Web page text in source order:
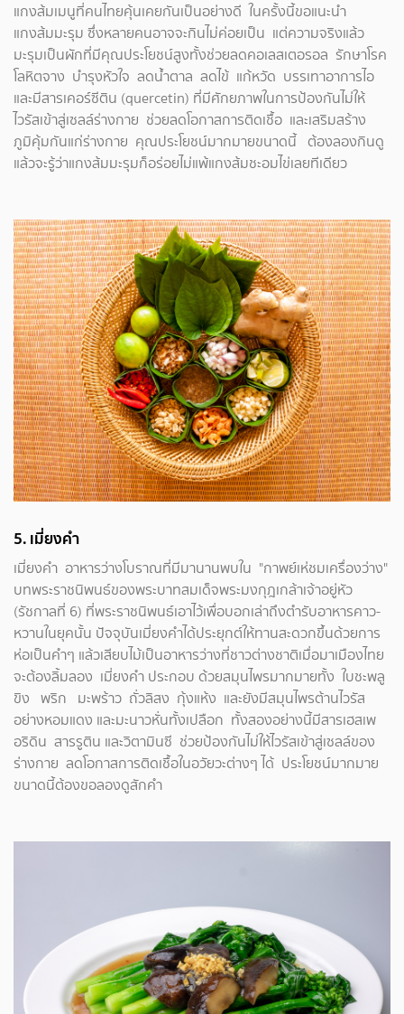
แกงส้มเมนูที่คนไทยคุ้นเคยกันเป็นอย่างดี ในครั้งนี้ขอแนะนำ
แกงส้มมะรุม ซึ่งหลายคนอาจจะกินไม่ค่อยเป็น แต่ความจริงแล้ว
มะรุมเป็นผักที่มีคุณประโยชน์สูงทั้งช่วยลดคอเลสเตอรอล รักษาโรค
โลหิตจาง บำรุงหัวใจ ลดน้ำตาล ลดไข้ แก้หวัด บรรเทาอาการไอ
และมีสารเคอร์ซีติน (quercetin) ที่มีศักยภาพในการป้องกันไม่ให้
ไวรัสเข้าสู่เซลล์ร่างกาย ช่วยลดโอกาสการติดเชื้อ และเสริมสร้าง
ภูมิคุ้มกันแก่ร่างกาย คุณประโยชน์มากมายขนาดนี้ ต้องลองกินดู
แล้วจะรู้ว่าแกงส้มมะรุมก็อร่อยไม่แพ้แกงส้มชะอมไข่เลยทีเดียว
5.เมี่ยงคำ
เมี่ยงคำ อาหารว่างโบราณที่มีมานานพบใน "กาพย์เห่ชมเครื่องว่าง"
บทพระราชนิพนธ์ของพระบาทสมเด็จพระมงกุฎเกล้าเจ้าอยู่หัว
(รัชกาลที่ 6) ที่พระราชนิพนธ์เอาไว้เพื่อบอกเล่าถึงตำรับอาหารคาว-
หวานในยุคนั้น ปัจจุบันเมี่ยงคำได้ประยุกต์ให้ทานสะดวกขึ้นด้วยการ
ห่อเป็นคำๆ แล้วเสียบไม้เป็นอาหารว่างที่ชาวต่างชาติเมื่อมาเมืองไทย
จะต้องลิ้มลอง เมี่ยงคำ ประกอบ ด้วยสมุนไพรมากมายทั้ง ใบชะพลู
ขิง พริก มะพร้าว ถั่วลิสง กุ้งแห้ง และยังมีสมุนไพรต้านไวรัส
อย่างหอมแดง และมะนาวหั่นทั้งเปลือก ทั้งสองอย่างนี้มีสารเฮสเพ
อริดิน สารรูติน และวิตามินซี ช่วยป้องกันไม่ให้ไวรัสเข้าสู่เซลล์ของ
ร่างกาย ลดโอกาสการติดเชื้อในอวัยวะต่างๆ ได้ ประโยชน์มากมาย
ขนาดนี้ต้องขอลองดูสักคำ